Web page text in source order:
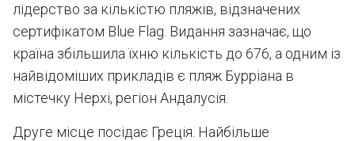
лідерство за кількістю пляжів, відзначених
сертифікатом Blue Flag. Видання зазначає, що
країна збільшила їхню кількість до 676, а одним із
найвідоміших прикладів є пляж Бурріана в
містечку Нерхі, регіон Андалусія.
Друге місце посідає Греція. Найбільше